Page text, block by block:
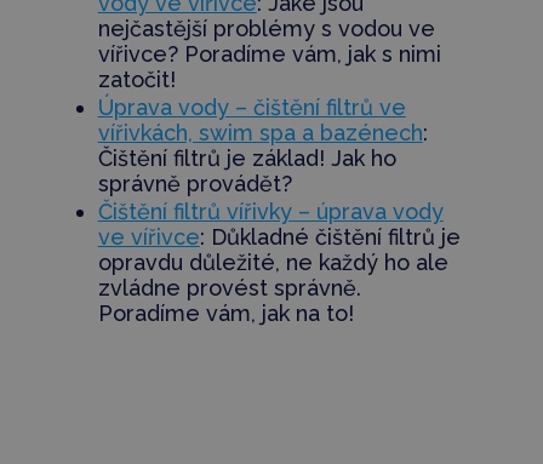
nejčastější problémy s vodou ve
vířivce? Poradíme vám, jak s nimi
zatočit!
Úprava vody – čištění filtrů ve
vířivkách, swim spa a bazénech:
Čištění filtrů je základ! Jak ho
správně provádět?
Čištění filtrů vířivky – úprava vody
ve vířivce: Důkladné čištění filtrů je
opravdu důležité, ne každý ho ale
zvládne provést správně.
Poradíme vám, jak na to!